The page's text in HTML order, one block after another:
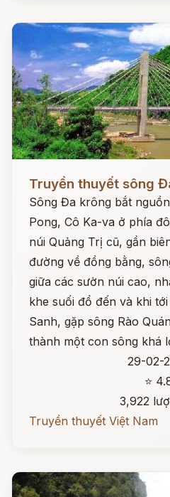
Đọc ngay
Truyền thuyết sông
Sông Đa krông bắt
Pong, Cô Ka-va ở phía
núi Quảng Trị cũ, gần
đường về đồng bằng,
giữa các sườn núi cao,
khe suối đổ đến và khi
Sanh, gặp sông Rào
thành một con sông khá
29-02-
⭐
3,922
Truyền thuyết Việt Nam